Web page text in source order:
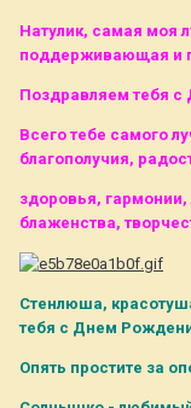
Натулик, самая моя
поддерживающая и
Поздравляем тебя
Всего тебе самого
благополучия,
здоровья,
блаженства,
Стенлюша,
тебя с Днем
Опять простите за